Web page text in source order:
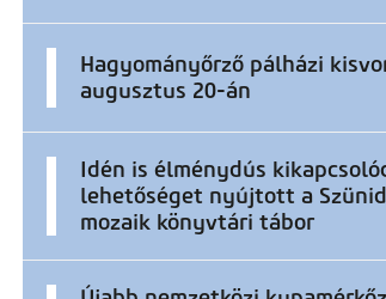
Hagyományőrző pálházi
augusztus 20-án
Idén is élménydús
lehetőséget nyújtott a
mozaik könyvtári tábor